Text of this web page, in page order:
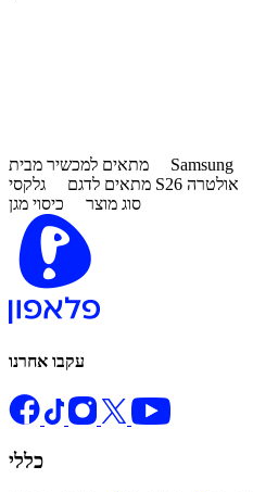
מתאים למכשיר מבית Samsung
מתאים לדגם
גלקסי S26 אולטרה
סוג מוצר כיסוי מגן
עקבו אחרנו
כללי